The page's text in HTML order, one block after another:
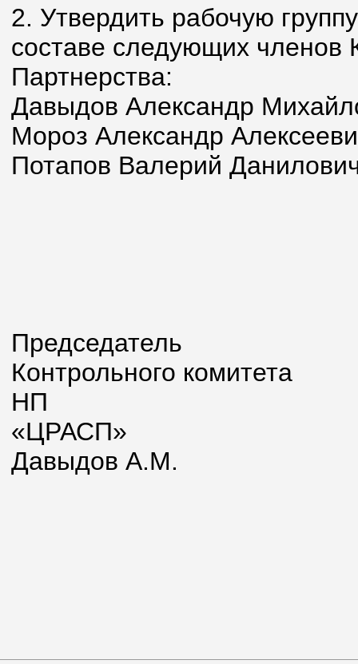
2. Утвердить рабочую
составе следующих членов
Партнерства:
Давыдов Александр
Мороз Александр
Потапов Валерий
Председатель
Контрольного комитета
НП
Давыдов А.М.